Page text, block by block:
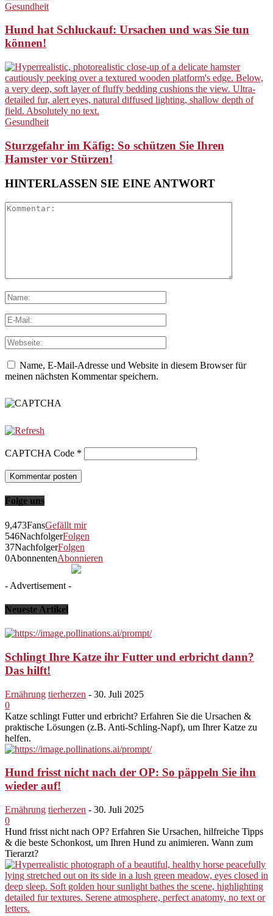
Gesundheit
Hund hat Schluckauf: Ursachen und was Sie tun
können!
Gesundheit
Sturzgefahr im Käfig: So schützen Sie Ihren
Hamster vor Stürzen!
HINTERLASSEN SIE EINE ANTWORT
Name, E-Mail-Adresse und Website in diesem Browser für
meinen nächsten Kommentar speichern.
CAPTCHA Code *
Folge uns
9,473FansGefällt mir
546NachfolgerFolgen
37NachfolgerFolgen
0AbonnentenAbonnieren
- Advertisement -
Neueste Artikel
Schlingt Ihre Katze ihr Futter und erbricht dann?
Das hilft!
Ernährung tierherzen - 30. Juli 2025
0
Katze schlingt Futter und erbricht? Erfahren Sie die Ursachen &
praktische Lösungen (z.B. Anti-Schling-Napf), um Ihrer Katze zu
helfen.
Hund frisst nicht nach der OP: So päppeln Sie ihn
wieder auf!
Ernährung tierherzen - 30. Juli 2025
0
Hund frisst nicht nach OP? Erfahren Sie Ursachen, hilfreiche Tipps
& die beste Schonkost, um Ihren Hund zu animieren. Wann zum
Tierarzt?